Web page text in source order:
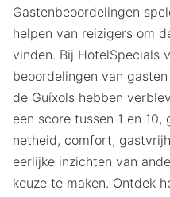
Gastenbeoordelingen
helpen van reizigers om
vinden. Bij HotelSpecials
beoordelingen van
de Guíxols hebben
een score tussen 1 en
netheid, comfort,
eerlijke inzichten van
keuze te maken. Ontdek